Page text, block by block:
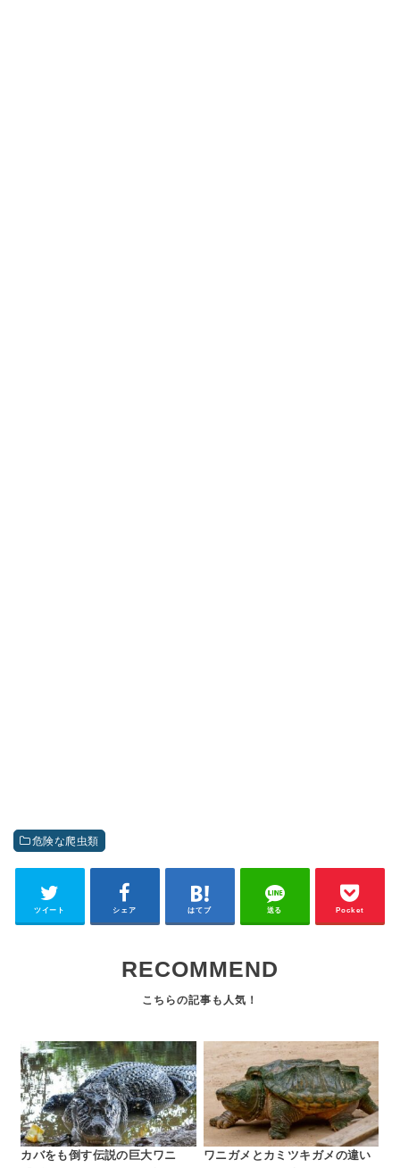
危険な爬虫類
ツイート シェア はてブ 送る Pocket
RECOMMEND
カバをも倒す伝説の巨大ワニ ワニガメとカミツキガメの違い